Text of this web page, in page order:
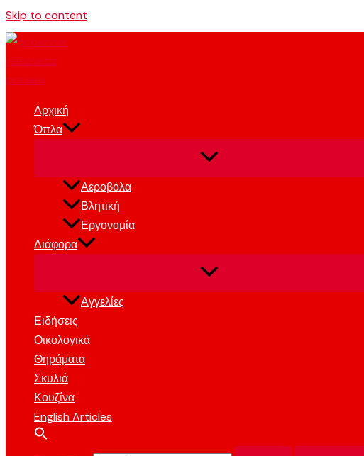
Skip to content
Αρχική
Όπλα
Αεροβόλα
Βλητική
Εργονομία
Διάφορα
Αγγελίες
Ειδήσεις
Οικολογικά
Θηράματα
Σκυλιά
Κουζίνα
English Articles